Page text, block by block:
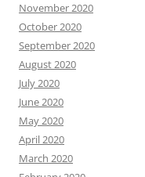
November 2020
October 2020
September 2020
August 2020
July 2020
June 2020
May 2020
April 2020
March 2020